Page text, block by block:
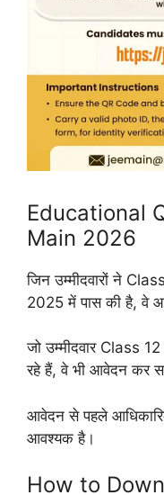
Educational
Main 2026
जिन उम्मीदवारों ने
2025 में पास की है, वे
जो उम्मीदवार Class 12
रहे हैं, वे भी आवेदन कर
आवेदन से पहले
आवश्यक है।
How to